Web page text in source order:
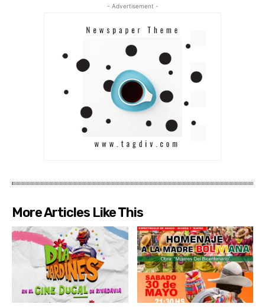
- Advertisement -
More Articles Like This